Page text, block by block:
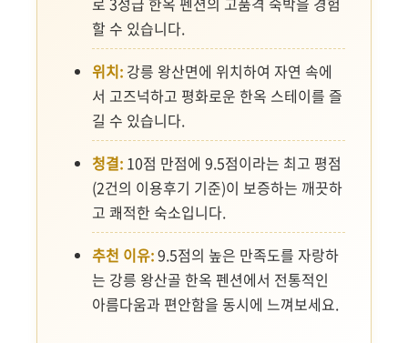
할 수 있습니다.
위치: 강릉 왕산면에 위치하여 자연 속에
서 고즈넉하고 평화로운 한옥 스테이를 즐
길 수 있습니다.
청결: 10점 만점에 9.5점이라는 최고 평점
(2건의 이용후기 기준)이 보증하는 깨끗하
고 쾌적한 숙소입니다.
추천 이유:9.5점의 높은 만족도를 자랑하
는 강릉 왕산골 한옥 펜션에서 전통적인
아름다움과 편안함을 동시에 느껴보세요.